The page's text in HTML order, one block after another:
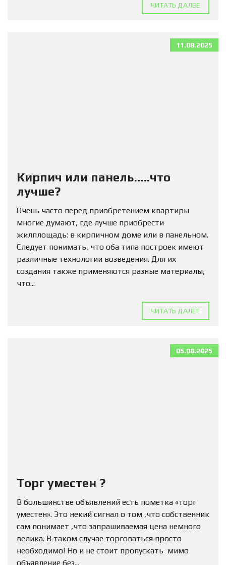
ЧИТАТЬ ДАЛЕЕ
11.08.2025
Кирпич или панель…..что
лучше?
Очень часто перед приобретением квартиры
многие думают, где лучше приобрести
жилплощадь: в кирпичном доме или в панельном.
Следует понимать, что оба типа построек имеют
различные технологии возведения. Для их
создания также применяются разные материалы,
что...
ЧИТАТЬ ДАЛЕЕ
05.08.2025
Торг уместен ?
В большинстве объявлений есть пометка «торг
уместен». Это некий сигнал о том ,что собственник
сам понимает ,что запрашиваемая цена немного
велика. В таком случае торговаться просто
необходимо! Но и не стоит пропускать мимо
объявление без...